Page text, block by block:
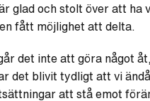
glad och stolt över att ha
fått möjlighet att delta.
det inte att göra något
det blivit tydligt att vi
att stå emot